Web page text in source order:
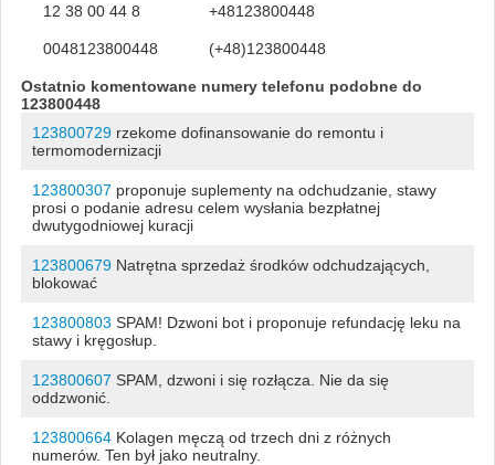
12 38 00 44 8 +48123800448
0048123800448 (+48)123800448
Ostatnio komentowane numery telefonu podobne do
123800448
123800729rzekome dofinansowanie do remontu i
termomodernizacji
123800307 proponuje suplementy na odchudzanie, stawy
prosi o podanie adresu celem wysłania bezpłatnej
dwutygodniowej kuracji
123800679Natrętna sprzedaż środków odchudzających,
blokować
123800803 SPAM! Dzwoni bot i proponuje refundację leku na
stawy i kręgosłup.
123800607 SPAM, dzwoni i się rozłącza. Nie da się
oddzwonić.
123800664Kolagen męczą od trzech dni z różnych
numerów. Ten był jako neutralny.